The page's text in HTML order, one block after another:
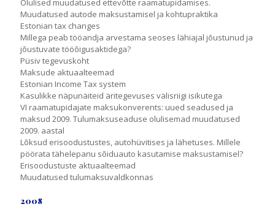
Olulised muudatused ettevõtte raamatupidamises.
Muudatused autode maksustamisel ja kohtupraktika
Estonian tax changes
Millega peab tööandja arvestama seoses lähiajal jõustunud ja
jõustuvate tööõigusaktidega?
Püsiv tegevuskoht
Maksude aktuaalteemad
Estonian Income Tax system
Kasulikke näpunäiteid äritegevuses välisriigi isikutega
VI raamatupidajate maksukonverents: uued seadused ja
maksud 2009. Tulumaksuseaduse olulisemad muudatused
2009. aastal
Lõksud erisoodustustes, autohüvitises ja lähetuses. Millele
pöörata tähelepanu sõiduauto kasutamise maksustamisel?
Erisoodustuste aktuaalteemad
Muudatused tulumaksuvaldkonnas
2008